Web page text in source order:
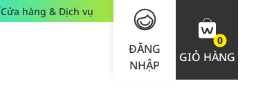
Cửa hàng & Dịch vụ
ĐĂNG
NHẬP
0
GIỎ HÀNG